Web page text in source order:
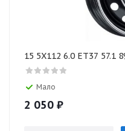
Мало
2 050 ₽